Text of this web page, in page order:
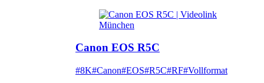
Canon EOS R5C
#8K#Canon#EOS#R5C#RF#Vollformat